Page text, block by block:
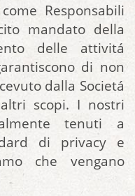
Responsabili
mandato della
delle attivitá
di non
dalla Societá
scopi. I nostri
tenuti a
di privacy e
che vengano